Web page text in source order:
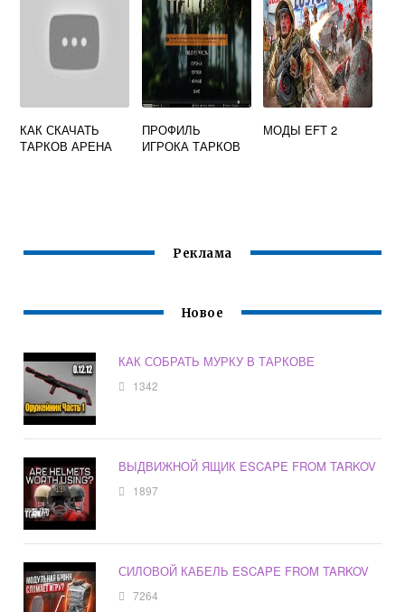
КАК СКАЧАТЬ
ТАРКОВ АРЕНА
ПРОФИЛЬ
ИГРОКА ТАРКОВ
МОДЫ EFT 2
Реклама
Новое
КАК СОБРАТЬ МУРКУ В ТАРКОВЕ
1342
ВЫДВИЖНОЙ ЯЩИК ESCAPE FROM TARKOV
1897
СИЛОВОЙ КАБЕЛЬ ESCAPE FROM TARKOV
7264